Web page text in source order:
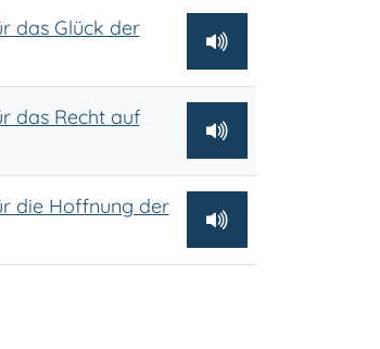
das Glück der
das Recht auf
die Hoffnung der